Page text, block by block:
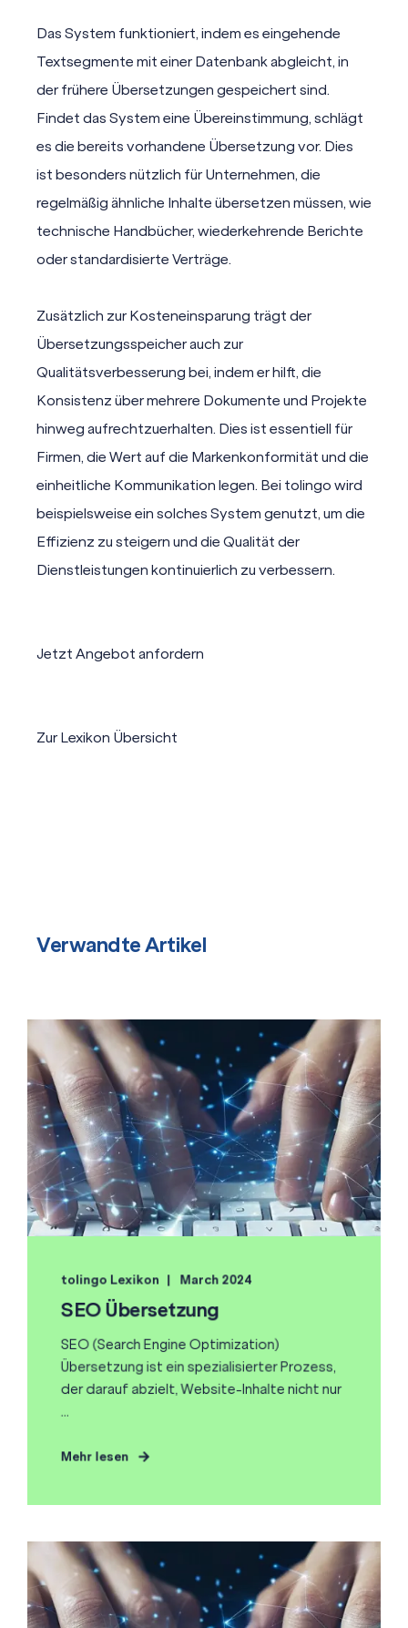
Das System funktioniert, indem es eingehende
Textsegmente mit einer Datenbank abgleicht, in
der frühere Übersetzungen gespeichert sind.
Findet das System eine Übereinstimmung, schlägt
es die bereits vorhandene Übersetzung vor. Dies
ist besonders nützlich für Unternehmen, die
regelmäßig ähnliche Inhalte übersetzen müssen, wie
technische Handbücher, wiederkehrende Berichte
oder standardisierte Verträge.
Zusätzlich zur Kosteneinsparung trägt der
Übersetzungsspeicher auch zur
Qualitätsverbesserung bei, indem er hilft, die
Konsistenz über mehrere Dokumente und Projekte
hinweg aufrechtzuerhalten. Dies ist essentiell für
Firmen, die Wert auf die Markenkonformität und die
einheitliche Kommunikation legen. Bei tolingo wird
beispielsweise ein solches System genutzt, um die
Effizienz zu steigern und die Qualität der
Dienstleistungen kontinuierlich zu verbessern.
Jetzt Angebot anfordern
Zur Lexikon Übersicht
Verwandte Artikel
tolingo Lexikon March 2024
SEO Übersetzung
SEO (Search Engine Optimization)
Übersetzung ist ein spezialisierter Prozess,
der darauf abzielt, Website-Inhalte nicht nur
...
Mehr lesen